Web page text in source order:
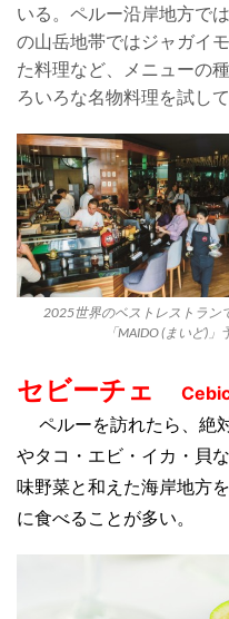
いる。ペルー沿岸地方で
の山岳地帯ではジャガイ
た料理など、メニューの種
ろいろな名物料理を試して
2025世界のベストレストラン
「MAIDO (まいど)
セビーチェ
ペルーを訪れたら、絶
やタコ・エビ・イカ・貝
味野菜と和えた海岸地方
に食べることが多い。